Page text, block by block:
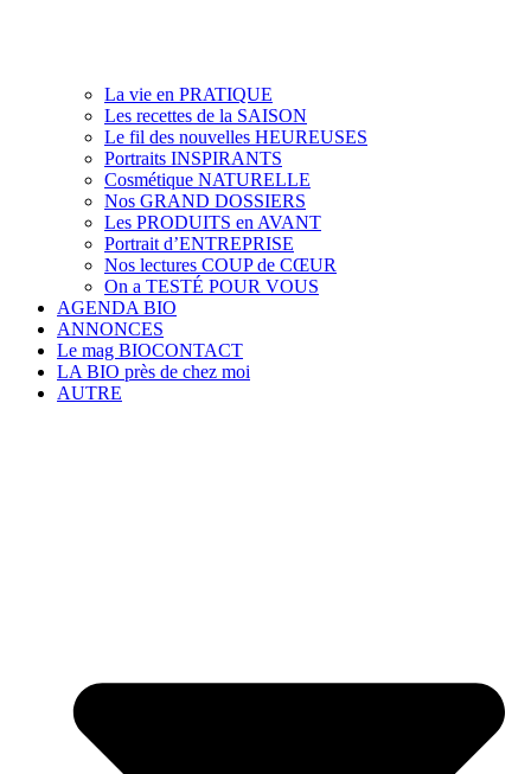
La vie en PRATIQUE
Les recettes de la SAISON
Le fil des nouvelles HEUREUSES
Portraits INSPIRANTS
Cosmétique NATURELLE
Nos GRAND DOSSIERS
Les PRODUITS en AVANT
Portrait d’ENTREPRISE
Nos lectures COUP de CŒUR
On a TESTÉ POUR VOUS
AGENDA BIO
ANNONCES
Le mag BIOCONTACT
LA BIO près de chez moi
AUTRE